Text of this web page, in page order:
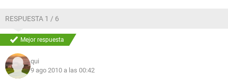
RESPUESTA 1 / 6
Mejor respuesta
qui
9 ago 2010 a las 00:42